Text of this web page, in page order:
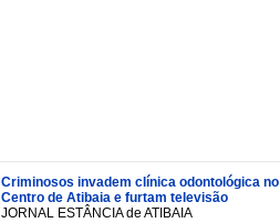
Criminosos invadem clínica odontológica no
Centro de Atibaia e furtam televisão
JORNAL ESTÂNCIA de ATIBAIA